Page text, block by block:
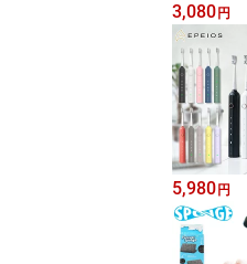
3,080 円
5,980 円